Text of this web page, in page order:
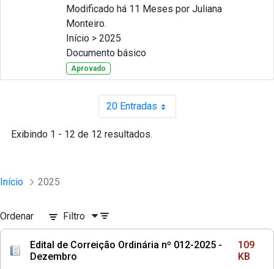
Modificado há 11 Meses por Juliana
Monteiro.
Início > 2025
Documento básico
Aprovado
20 EntradasPor página
Exibindo 1 - 12 de 12 resultados.
Início 2025
Ordenar Filtro
Edital de Correição Ordinária nº 012-2025 -
Dezembro
109
KB